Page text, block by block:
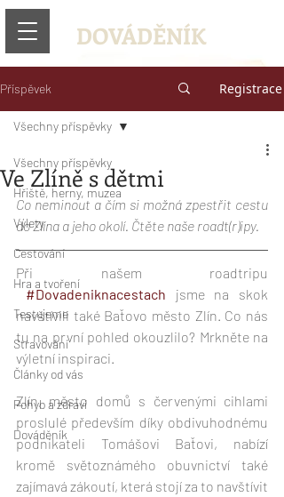
DOVÁDĚNÍK
Příspěvek Registrace
Všechny příspěvky
Hřiště, herny, muzea
Výlety
Cestování
Hra a tvoření
Testujeme
Stravování
Články od vás
Pohyb a zdraví
Dováděník
Všechny příspěvky
Ve Zlíně s dětmi
Co neminout a čím si možná zpestřit cestu
do Zlína a jeho okolí. Čtěte naše roadt(r)ipy.
Při našem roadtripu
#Dovadeniknacestach
jsme na skok
navštívili také Baťovo město Zlín. Co nás
tu na první pohled okouzlilo? Mrkněte na
výletní inspiraci.
Zlín, město domů s červenými cihlami
proslulé především díky obdivuhodnému
podnikateli Tomášovi Baťovi, nabízí
kromě světoznámého obuvnictví také
zajímavá zákoutí, která stojí za to navštívit